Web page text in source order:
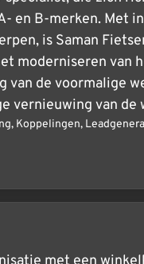
en B-merken. Met
is Saman
moderniseren van
van de voormalige
vernieuwing van
, Koppelingen,